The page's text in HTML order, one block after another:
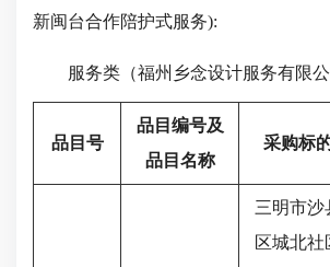
新闽台合作陪护式服务):
服务类（福州乡念设计服务有限公
品目号
品目编号及
品目名称
采购标
三明市沙
区城北社